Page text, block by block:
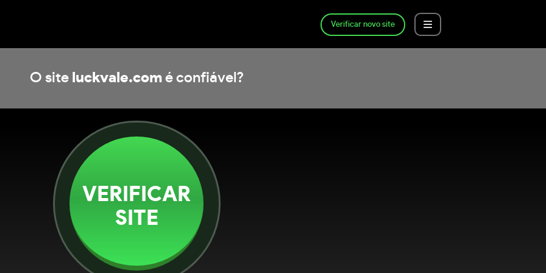
Verificar novo site
O site luckvale.comé confiável?
VERIFICAR
SITE